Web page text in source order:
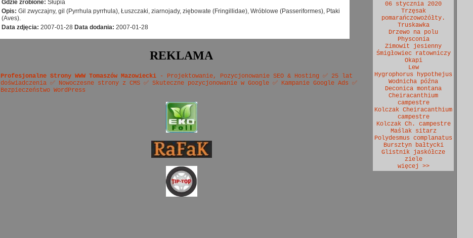
Gdzie zrobione: Słupia
Opis: Gil zwyczajny, gil (Pyrrhula pyrrhula), Łuszczaki, ziarnojady, ziębowate (Fringillidae), Wróblowe (Passeriformes), Ptaki
(Aves).
Data zdjęcia: 2007-01-28 Data dodania: 2007-01-28
REKLAMA
Profesjonalne Strony WWW Tomaszów Mazowiecki - Projektowanie, Pozycjonowanie SEO & Hosting ✅ 25 lat
doświadczenia ✅ Nowoczesne strony z CMS ✅ Skuteczne pozycjonowanie w Google ✅ Kampanie Google Ads ✅
Bezpieczeństwo WordPress
06 stycznia 2020
Trzęsak
pomarańczowożółty.
Truskawka
Drzewo na polu
Physconia
Zimowit jesienny
Śmigłowiec ratowniczy
Okapi
Lew
Hygrophorus hypothejus
Wodnicha późna
Deconica montana
Cheiracanthium
campestre
Kolczak Cheiracanthium
campestre
Kolczak Ch. campestre
Maślak sitarz
Polydesmus complanatus
Bursztyn bałtycki
Glistnik jaskółcze
ziele
więcej >>